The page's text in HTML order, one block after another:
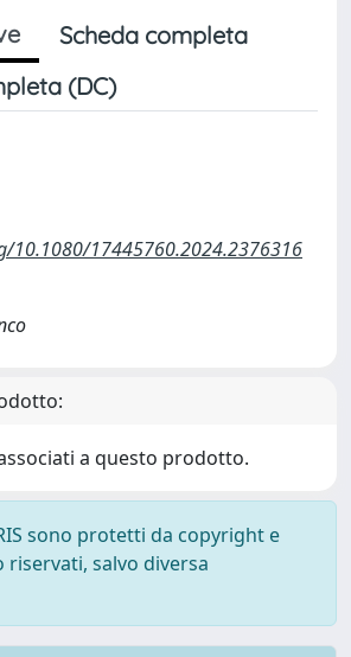
Scheda completa
(DC)
10.1080/17445760.2024.2376316
a questo prodotto.
sono protetti da copyright e
salvo diversa